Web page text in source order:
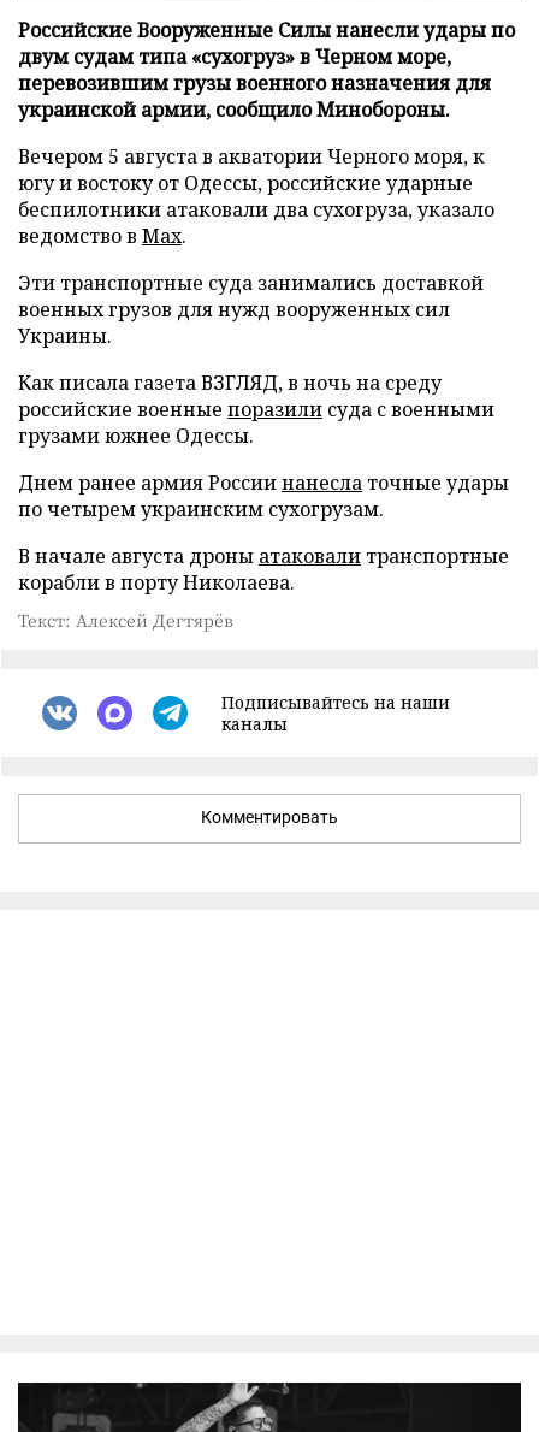
Российские Вооруженные Силы нанесли удары по
двум судам типа «сухогруз» в Черном море,
перевозившим грузы военного назначения для
украинской армии, сообщило Минобороны.
Вечером 5 августа в акватории Черного моря, к
югу и востоку от Одессы, российские ударные
беспилотники атаковали два сухогруза, указало
ведомство в Max.
Эти транспортные суда занимались доставкой
военных грузов для нужд вооруженных сил
Украины.
Как писала газета ВЗГЛЯД, в ночь на среду
российские военные поразили суда с военными
грузами южнее Одессы.
Днем ранее армия Россиинанесла точные удары
по четырем украинским сухогрузам.
В начале августа дроны атаковали транспортные
корабли в порту Николаева.
Текст: Алексей Дегтярёв
Подписывайтесь на наши
каналы
Комментировать